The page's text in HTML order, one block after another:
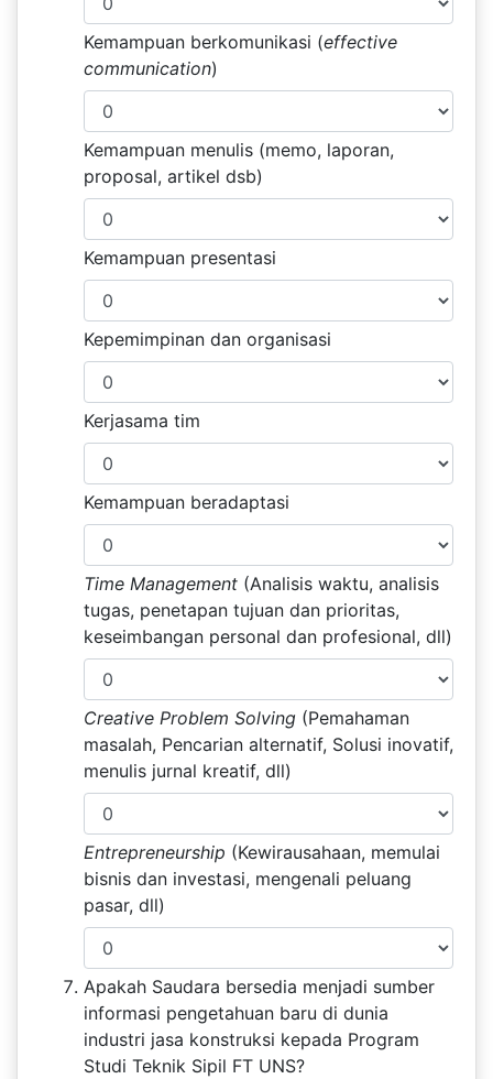
Kemampuan berkomunikasi (effective
communication)
Kemampuan menulis (memo, laporan,
proposal, artikel dsb)
Kemampuan presentasi
Kepemimpinan dan organisasi
Kerjasama tim
Kemampuan beradaptasi
Time Management (Analisis waktu, analisis
tugas, penetapan tujuan dan prioritas,
keseimbangan personal dan profesional, dll)
Creative Problem Solving (Pemahaman
masalah, Pencarian alternatif, Solusi inovatif,
menulis jurnal kreatif, dll)
Entrepreneurship (Kewirausahaan, memulai
bisnis dan investasi, mengenali peluang
pasar, dll)
Apakah Saudara bersedia menjadi sumber
informasi pengetahuan baru di dunia
industri jasa konstruksi kepada Program
Studi Teknik Sipil FT UNS?